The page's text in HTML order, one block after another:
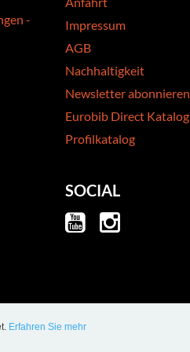
-
Impressum
AGB
Nachhaltigkeit
Newsletter abonnieren
Eurobib Direct Katalog
Profilkatalog
SOCIAL
Erfahren Sie mehr